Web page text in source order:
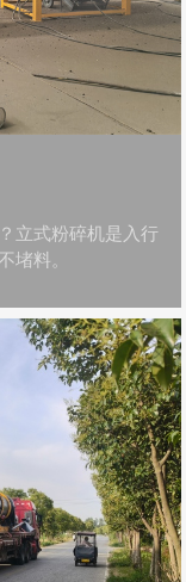
立式粉碎机是入行
堵料。